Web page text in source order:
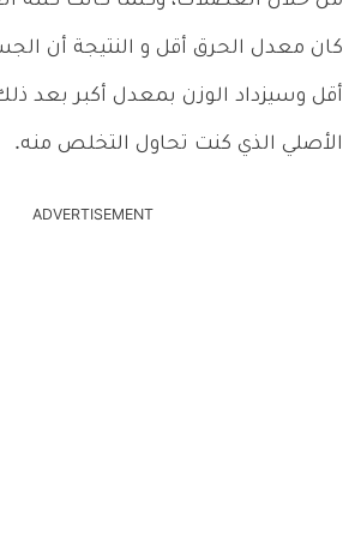
كان معدل الحرق أقل و النتيجة أن
أقل وسيزداد الوزن بمعدل أكبر بعد
الأصلي الذي كنت تحاول التخلص منه.
ADVERTISEMENT